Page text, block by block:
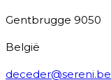
Gentbrugge 9050
België
deceder@sereni.be